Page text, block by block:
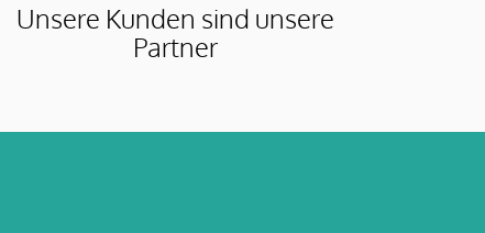
Unsere Kunden sind unsere
Partner